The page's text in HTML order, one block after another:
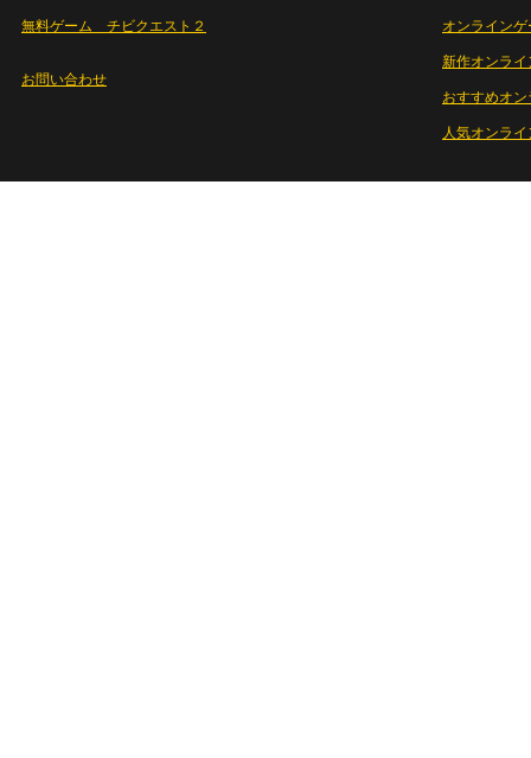
無料ゲーム チビクエスト２
お問い合わせ
オンライン
新作オンライ
おすすめオ
人気オンラ